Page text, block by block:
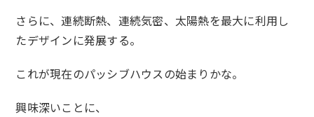
さらに、連続断熱、連続気密、太陽熱を最大に利用し
たデザインに発展する。
これが現在のパッシブハウスの始まりかな。
興味深いことに、